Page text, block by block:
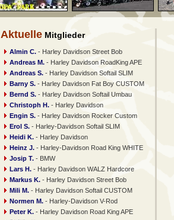
AktuelleMitglieder
Almin C.- Harley Davidson Street Bob
Andreas M.- Harley Davidson RoadKing APE
Andreas S.- Harley Davidson Softail SLIM
Barny S.- Harley Davidson Fat Boy CUSTOM
Bernd S.- Harley Davidson Softail Umbau
Christoph H.- Harley Davidson
Engin S.- Harley Davidson Rocker Custom
Erol S.- Harley-Davidson Softail SLIM
Heidi K.- Harley Davidson
Heinz J.- Harley-Davidson Road King WHITE
Josip T.- BMW
Lars H.- Harley Davidson WALZ Hardcore
Markus K.- Harley Davidson Street Bob
Mili M.- Harley Davidson Softail CUSTOM
Normen M.- Harley-Davidson V-Rod
Peter K.- Harley Davidson Road King APE